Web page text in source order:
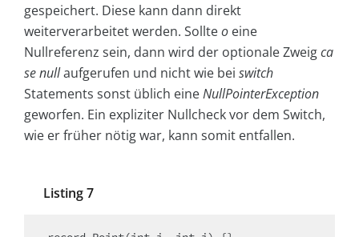
gespeichert. Diese kann dann direkt
weiterverarbeitet werden. Sollteo eine
Nullreferenz sein, dann wird der optionale Zweigca
se nullaufgerufen und nicht wie bei switch
Statements sonst üblich eineNullPointerException
geworfen. Ein expliziter Nullcheck vor dem Switch,
wie er früher nötig war, kann somit entfallen.
Listing 7